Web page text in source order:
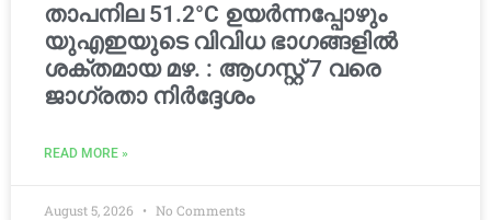
താപനില 51.2°C ഉയർന്നപ്പോഴും
യുഎഇയുടെ വിവിധ ഭാഗങ്ങളിൽ
ശക്തമായ മഴ. : ആഗസ്റ്റ് 7 വരെ
ജാഗ്രതാ നിർദ്ദേശം
READ MORE »
August 5, 2026 No Comments